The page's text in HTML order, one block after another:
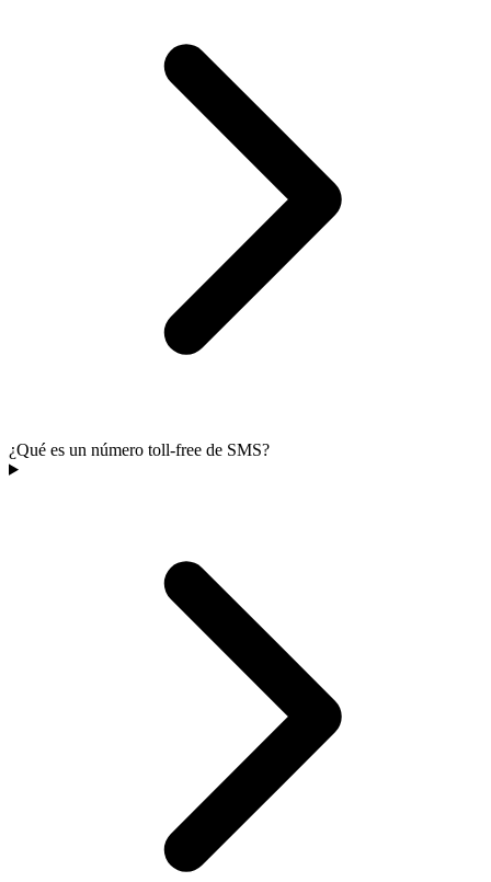
¿Qué es un número toll-free de SMS?